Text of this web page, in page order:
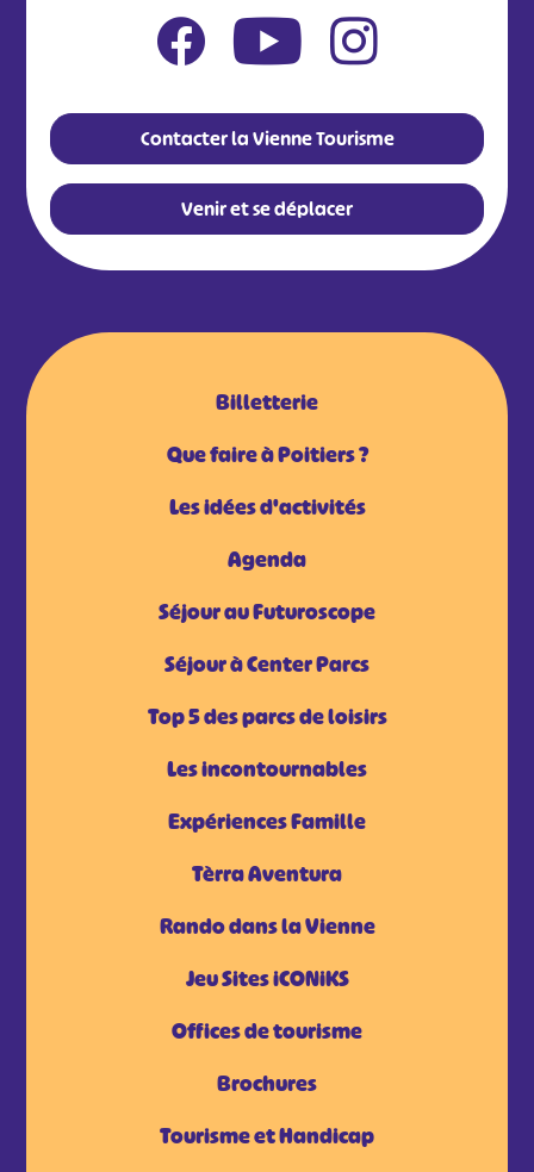
Contacter la Vienne Tourisme
Venir et se déplacer
Billetterie
Que faire à Poitiers ?
Les idées d'activités
Agenda
Séjour au Futuroscope
Séjour à Center Parcs
Top 5 des parcs de loisirs
Les incontournables
Expériences Famille
Tèrra Aventura
Rando dans la Vienne
Jeu Sites iCONiKS
Offices de tourisme
Brochures
Tourisme et Handicap